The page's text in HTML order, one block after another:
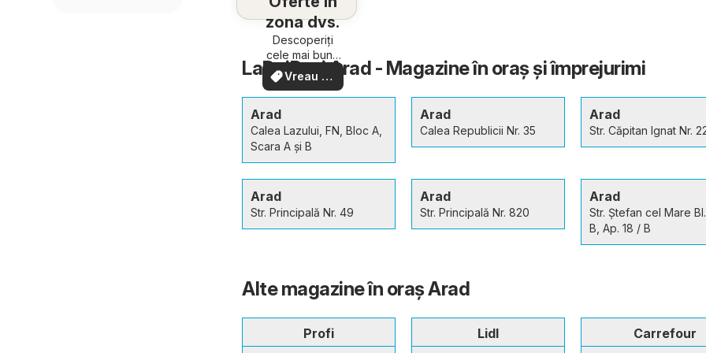
zona dvs.
Descoperiți
cele mai bune
oferte din
apropiere –
rapid și ușor
Vreau să
văd
LaDoiPași Arad - Magazine în oraş şi împrejurimi
Arad
Calea Lazului, FN, Bloc A,
Scara A și B
Arad
Calea Republicii Nr. 35
Arad
Str. Căpitan Ignat Nr.
Arad
Str. Principală Nr. 49
Arad
Str. Principală Nr. 820
Arad
Str. Ștefan cel Mare
B, Ap. 18 / B
Alte magazine în oraş Arad
Profi
Lidl
Carrefour